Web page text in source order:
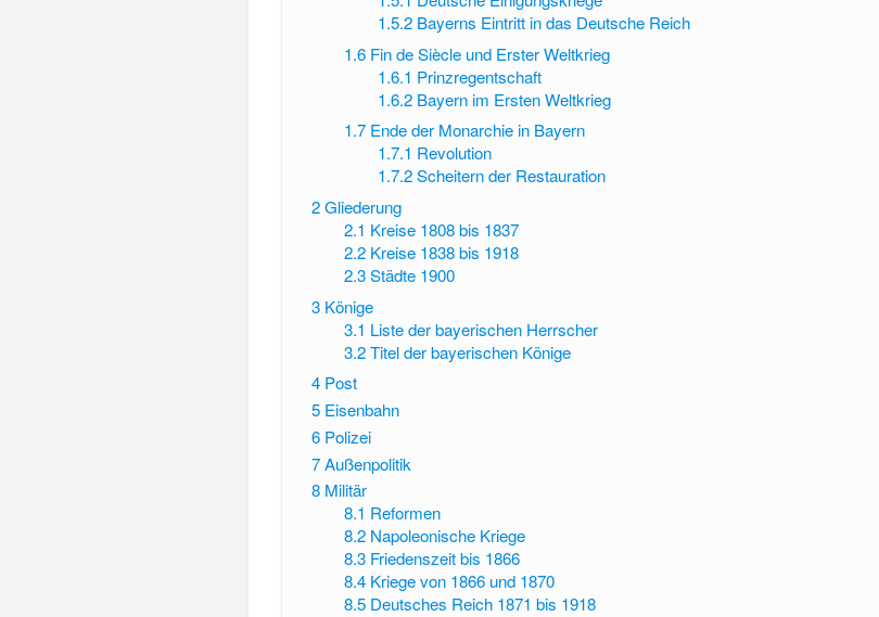
1.5.2 Bayerns Eintritt in das Deutsche Reich
1.6 Fin de Siècle und Erster Weltkrieg
1.6.1 Prinzregentschaft
1.6.2 Bayern im Ersten Weltkrieg
1.7 Ende der Monarchie in Bayern
1.7.1 Revolution
1.7.2 Scheitern der Restauration
2Gliederung
2.1 Kreise 1808 bis 1837
2.2 Kreise 1838 bis 1918
2.3 Städte 1900
3 Könige
3.1 Liste der bayerischen Herrscher
3.2 Titel der bayerischen Könige
4 Post
5 Eisenbahn
6 Polizei
7Außenpolitik
8 Militär
8.1 Reformen
8.2 Napoleonische Kriege
8.3 Friedenszeit bis 1866
8.4 Kriege von 1866 und 1870
8.5 Deutsches Reich 1871 bis 1918